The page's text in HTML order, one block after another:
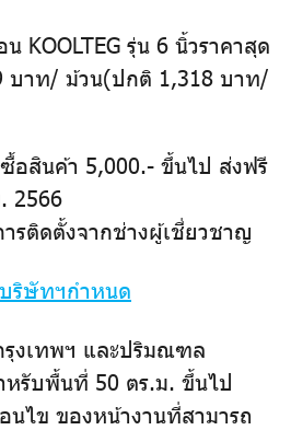
KOOLTEG รุ่น 6 นิ้วราคาสุด
บาท/ ม้วน(ปกติ 1,318 บาท/
อสินค้า 5,000.- ขึ้นไป ส่งฟรี
2566
รติดตั้งจากช่างผู้เชี่ยวชาญ
ริษัทฯกำหนด
รุงเทพฯ และปริมณฑล
หรับพื้นที่ 50 ตร.ม. ขึ้นไป
นไข ของหน้างานที่สามารถ